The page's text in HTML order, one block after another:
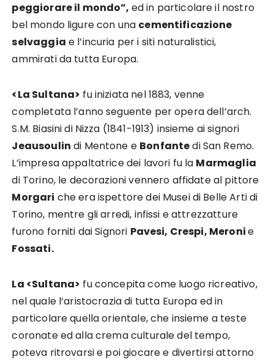
peggiorare il mondo”, ed in particolare il nostro
bel mondo ligure con una cementificazione
selvaggia e l’incuria per i siti naturalistici,
ammirati da tutta Europa.
<La Sultana> fu iniziata nel 1883, venne
completata l’anno seguente per opera dell’arch.
S.M. Biasini di Nizza (1841-1913) insieme ai signori
Jeausoulin di Mentone e Bonfantedi San Remo.
L’impresa appaltatrice dei lavori fu la Marmaglia
di Torino, le decorazioni vennero affidate al pittore
Morgari che era ispettore dei Musei di Belle Arti di
Torino, mentre gli arredi, infissi e attrezzatture
furono forniti dai Signori Pavesi, Crespi, Meronie
Fossati.
La <Sultana> fu concepita come luogo ricreativo,
nel quale l‘aristocrazia di tutta Europa ed in
particolare quella orientale, che insieme a teste
coronate ed alla crema culturale del tempo,
poteva ritrovarsi e poi giocare e divertirsi attorno